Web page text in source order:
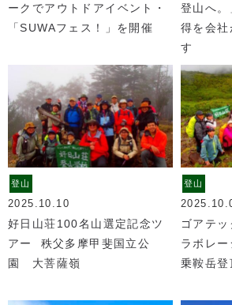
ークでアウトドアイベント・
「SUWAフェス！」を開催
登山へ。
得を会社
す
登山
2025.10.10
好日山荘100名山選定記念ツ
アー 秩父多摩甲斐国立公
園 大菩薩嶺
登山
ゴアテ
ラボレ
乗鞍岳